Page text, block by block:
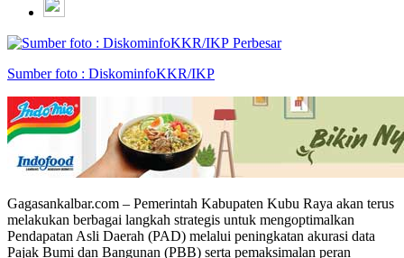
Perbesar
Sumber foto : DiskominfoKKR/IKP
Gagasankalbar.com – Pemerintah Kabupaten Kubu Raya akan terus
melakukan berbagai langkah strategis untuk mengoptimalkan
Pendapatan Asli Daerah (PAD) melalui peningkatan akurasi data
Pajak Bumi dan Bangunan (PBB) serta pemaksimalan peran